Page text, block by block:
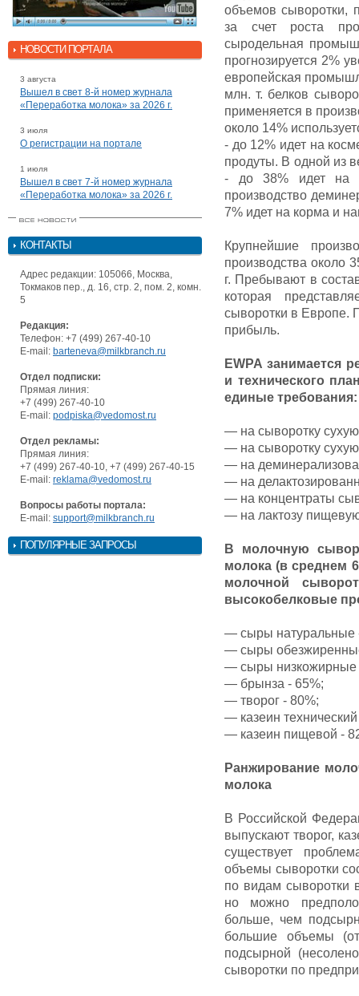
НОВОСТИ ПОРТАЛА
3 августа
Вышел в свет 8-й номер журнала
«Переработка молока» за 2026 г.
3 июля
О регистрации на портале
1 июля
Вышел в свет 7-й номер журнала
«Переработка молока» за 2026 г.
КОНТАКТЫ
Адрес редакции: 105066, Москва,
Токмаков пер., д. 16, стр. 2, пом. 2, комн.
5
Редакция:
Телефон: +7 (499) 267-40-10
E-mail: barteneva@milkbranch.ru
Отдел подписки:
Прямая линия:
+7 (499) 267-40-10
E-mail: podpiska@vedomost.ru
Отдел рекламы:
Прямая линия:
+7 (499) 267-40-10, +7 (499) 267-40-15
E-mail: reklama@vedomost.ru
Вопросы работы портала:
E-mail: support@milkbranch.ru
ПОПУЛЯРНЫЕ ЗАПРОСЫ
объемов сыворотки,
за счет роста
сыродельная
прогнозируется 2%
европейская
млн. т. белков
применяется в
около 14%
- до 12% идет на
продуты. В одной из
- до 38% идет на
производство
7% идет на корма и
Крупнейшие
производства около
г. Пребывают в
которая
сыворотки в Европе.
прибыль.
EWPA занимается
и технического
единые требования:
— на сыворотку
— на сыворотку
— на
— на
— на концентраты
— на лактозу
В молочную
молока (в среднем
молочной
высокобелковые
— сыры натуральные
— сыры
— сыры низкожирные
— брынза - 65%;
— творог - 80%;
— казеин
— казеин пищевой -
Ранжирование
молока
В Российской
выпускают творог,
существует
объемы сыворотки
по видам сыворотки
но можно
больше, чем
большие объемы
подсырной
сыворотки по